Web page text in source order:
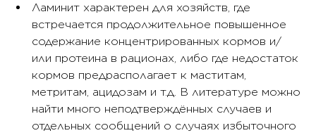
Ламинит характерен для хозяйств, где
встречается продолжительное повышенное
содержание концентрированных кормов и/
или протеина в рационах, либо где недостаток
кормов предрасполагает к маститам,
метритам, ацидозам и т.д. В литературе можно
найти много неподтверждённых случаев и
отдельных сообщений о случаях избыточного